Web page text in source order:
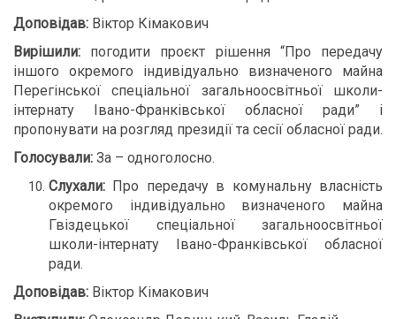
Доповідав: Віктор Кімакович
Вирішили: погодити проєкт рішення “Про передачу
іншого окремого індивідуально визначеного майна
Перегінської спеціальної загальноосвітньої школи-
інтернату Івано-Франківської обласної ради” і
пропонувати на розгляд президії та сесії обласної ради.
Голосували: За – одноголосно.
Слухали: Про передачу в комунальну власність
окремого індивідуально визначеного майна
Гвіздецької спеціальної загальноосвітньої
школи-інтернату Івано-Франківської обласної
ради.
Доповідав: Віктор Кімакович